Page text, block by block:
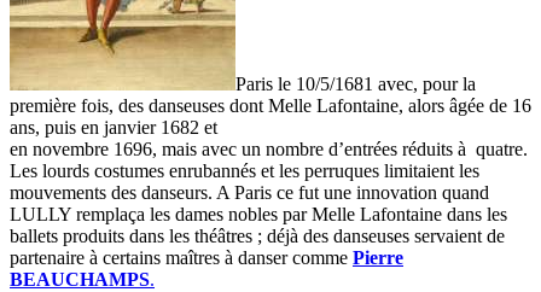
Paris le 10/5/1681 avec, pour la
première fois, des danseuses dont Melle Lafontaine, alors âgée de 16
ans, puis en janvier 1682 et
en novembre 1696, mais avec un nombre d’entrées réduits à quatre.
Les lourds costumes enrubannés et les perruques limitaient les
mouvements des danseurs. A Paris ce fut une innovation quand
LULLY remplaça les dames nobles par Melle Lafontaine dans les
ballets produits dans les théâtres ; déjà des danseuses servaient de
partenaire à certains maîtres à danser comme Pierre
BEAUCHAMPS.